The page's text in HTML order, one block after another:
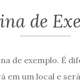
de
de exemplo. É
em um local e